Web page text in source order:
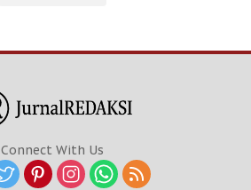
Connect With Us